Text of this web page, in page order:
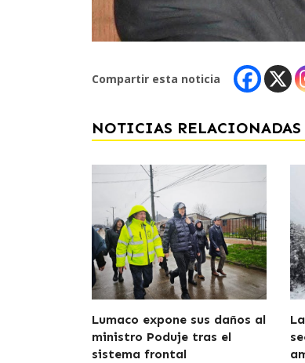
Compartir esta noticia
NOTICIAS RELACIONADAS
Lumaco expone sus daños al
ministro Poduje tras el
sistema frontal